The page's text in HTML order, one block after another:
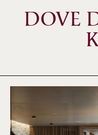
DOVE